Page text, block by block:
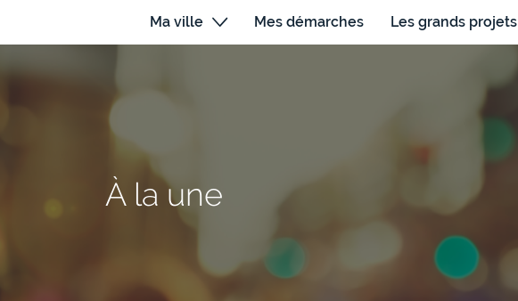
Ma ville Mes démarches Les grands projets
À la une